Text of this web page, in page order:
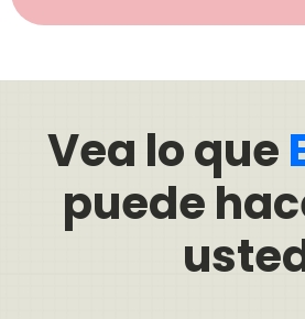
Vea lo que
puede